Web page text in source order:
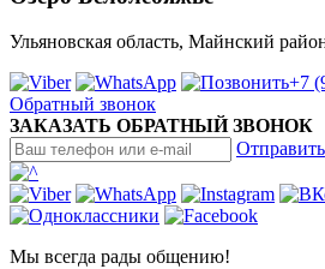
Ульяновская область, Майнский
+7
Обратный звонок
ЗАКАЗАТЬ ОБРАТНЫЙ ЗВОНОК
Отправить
Мы всегда рады общению!